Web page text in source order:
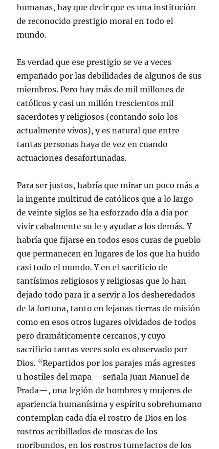
humanas, hay que decir que es una institución
de reconocido prestigio moral en todo el
mundo.
Es verdad que ese prestigio se ve a veces
empañado por las debilidades de algunos de sus
miembros. Pero hay más de mil millones de
católicos y casi un millón trescientos mil
sacerdotes y religiosos (contando solo los
actualmente vivos), y es natural que entre
tantas personas haya de vez en cuando
actuaciones desafortunadas.
Para ser justos, habría que mirar un poco más a
la ingente multitud de católicos que a lo largo
de veinte siglos se ha esforzado día a día por
vivir cabalmente su fe y ayudar a los demás. Y
habría que fijarse en todos esos curas de pueblo
que permanecen en lugares de los que ha huido
casi todo el mundo. Y en el sacrificio de
tantísimos religiosos y religiosas que lo han
dejado todo para ir a servir a los desheredados
de la fortuna, tanto en lejanas tierras de misión
como en esos otros lugares olvidados de todos
pero dramáticamente cercanos, y cuyo
sacrificio tantas veces solo es observado por
Dios. “Repartidos por los parajes más agrestes
u hostiles del mapa —señala Juan Manuel de
Prada—, una legión de hombres y mujeres de
apariencia humanísima y espíritu sobrehumano
contemplan cada día el rostro de Dios en los
rostros acribillados de moscas de los
moribundos, en los rostros tumefactos de los